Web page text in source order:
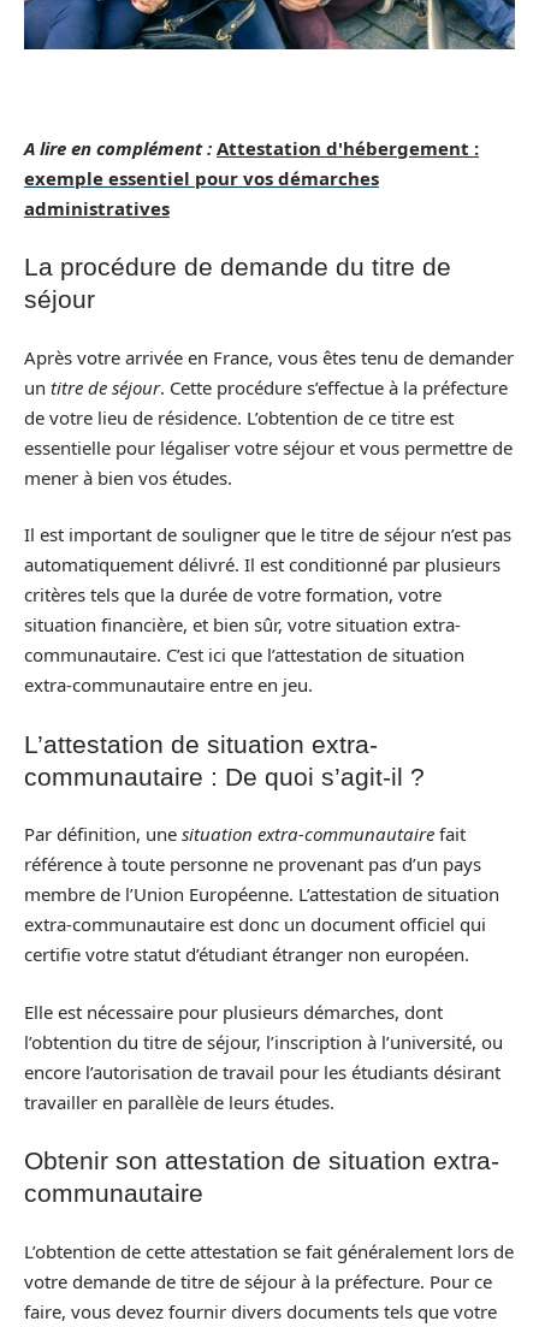
A lire en complément : Attestation d'hébergement :
exemple essentiel pour vos démarches
administratives
La procédure de demande du titre de
séjour
Après votre arrivée en France, vous êtes tenu de demander
un titre de séjour. Cette procédure s’effectue à la préfecture
de votre lieu de résidence. L’obtention de ce titre est
essentielle pour légaliser votre séjour et vous permettre de
mener à bien vos études.
Il est important de souligner que le titre de séjour n’est pas
automatiquement délivré. Il est conditionné par plusieurs
critères tels que la durée de votre formation, votre
situation financière, et bien sûr, votre situation extra-
communautaire. C’est ici que l’attestation de situation
extra-communautaire entre en jeu.
L’attestation de situation extra-
communautaire : De quoi s’agit-il ?
Par définition, une situation extra-communautaire fait
référence à toute personne ne provenant pas d’un pays
membre de l’Union Européenne. L’attestation de situation
extra-communautaire est donc un document officiel qui
certifie votre statut d’étudiant étranger non européen.
Elle est nécessaire pour plusieurs démarches, dont
l’obtention du titre de séjour, l’inscription à l’université, ou
encore l’autorisation de travail pour les étudiants désirant
travailler en parallèle de leurs études.
Obtenir son attestation de situation extra-
communautaire
L’obtention de cette attestation se fait généralement lors de
votre demande de titre de séjour à la préfecture. Pour ce
faire, vous devez fournir divers documents tels que votre